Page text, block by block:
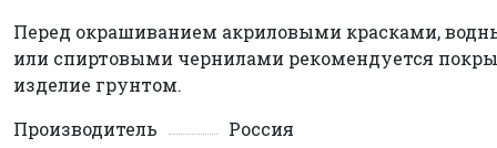
Перед окрашиванием акриловыми красками,
или спиртовыми чернилами рекомендуется
изделие грунтом.
Производитель
Россия